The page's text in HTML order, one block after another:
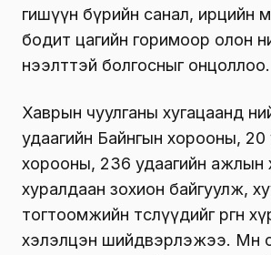
гишүүн бүрийн санал, ирцийн
бодит цагийн горимоор олон
нээлттэй болгосныг онцоллоо.
Хаврын чуулганы хугацаанд
удаагийн Байнгын хорооны, 20
хорооны, 236 удаагийн ажлын
хуралдаан зохион байгуулж,
тогтоомжийн төслүүдийг өргөн
хэлэлцэн шийдвэрлэжээ. Мөн